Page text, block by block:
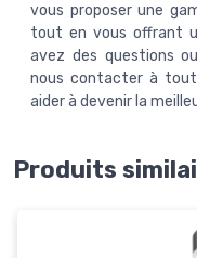
vous proposer une
tout en vous offrant
avez des questions
nous contacter à tout
aider à devenir la
Produits